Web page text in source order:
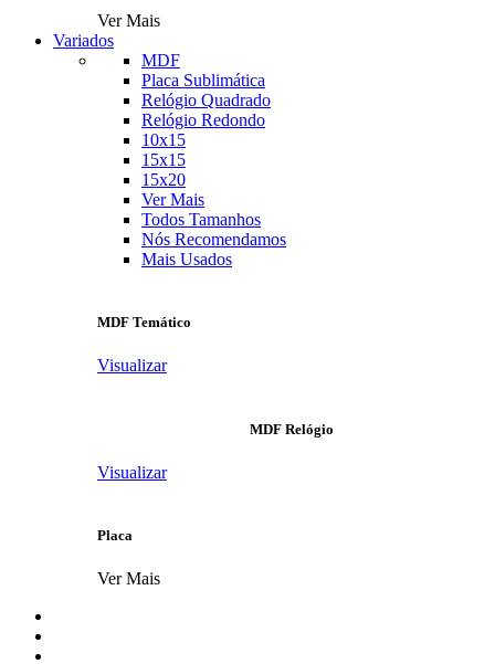
Ver Mais
Variados
MDF
Placa Sublimática
Relógio Quadrado
Relógio Redondo
10x15
15x15
15x20
Ver Mais
Todos Tamanhos
Nós Recomendamos
Mais Usados
MDF Temático
Visualizar
MDF Relógio
Visualizar
Placa
Ver Mais